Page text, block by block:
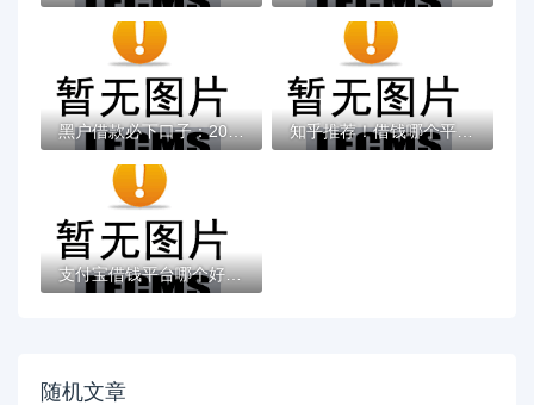
黑户借款必下口子：2025推荐5个通过率100%的... 知乎推荐！借钱哪个平台靠谱？这5个低息正规...
支付宝借钱平台哪个好？实测推荐这3个靠谱低...
随机文章